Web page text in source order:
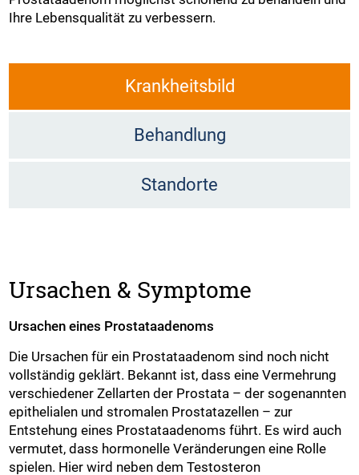
Ihre Lebensqualität zu verbessern.
Krankheitsbild
Behandlung
Standorte
Ursachen & Symptome
Ursachen eines Prostataadenoms
Die Ursachen für ein Prostataadenom sind noch nicht
vollständig geklärt. Bekannt ist, dass eine Vermehrung
verschiedener Zellarten der Prostata – der sogenannten
epithelialen und stromalen Prostatazellen – zur
Entstehung eines Prostataadenoms führt. Es wird auch
vermutet, dass hormonelle Veränderungen eine Rolle
spielen. Hier wird neben dem Testosteron